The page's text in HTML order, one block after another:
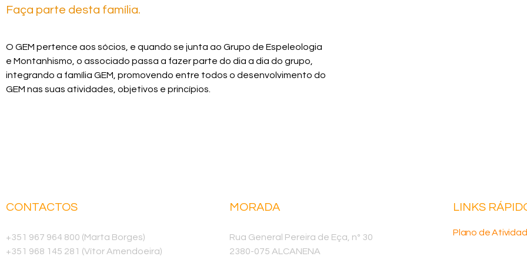
Faça parte desta família.
O GEM pertence aos sócios, e quando se junta ao Grupo de Espeleologia
e Montanhismo, o associado passa a fazer parte do dia a dia do grupo,
integrando a família GEM, promovendo entre todos o desenvolvimento do
GEM nas suas atividades, objetivos e princípios.
CONTACTOS
+351 967 964 800 (Marta Borges)
+351 968 145 281 (Vítor Amendoeira)
MORADA
Rua General Pereira de Eça, nº 30
2380-075 ALCANENA
LINKS
Plano de